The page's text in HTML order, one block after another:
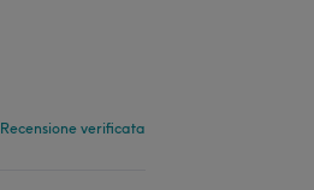
Recensione verificata